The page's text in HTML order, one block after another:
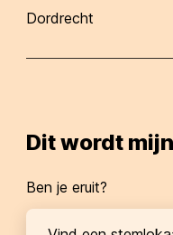
Dordrecht
Dit wordt
Ben je eruit?